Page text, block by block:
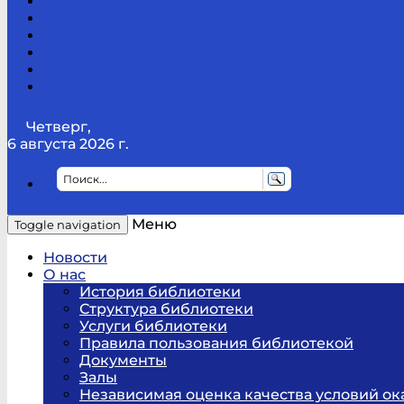
Четверг,
6 августа 2026 г.
Toggle navigation
Меню
Новости
О нас
История библиотеки
Структура библиотеки
Услуги библиотеки
Правила пользования библиотекой
Документы
Залы
Независимая оценка качества условий